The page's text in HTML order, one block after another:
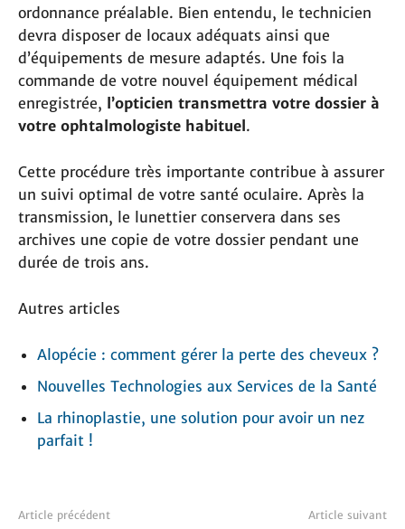
ordonnance préalable. Bien entendu, le technicien
devra disposer de locaux adéquats ainsi que
d’équipements de mesure adaptés. Une fois la
commande de votre nouvel équipement médical
enregistrée, l’opticien transmettra votre dossier à
votre ophtalmologiste habituel .
Cette procédure très importante contribue à assurer
un suivi optimal de votre santé oculaire. Après la
transmission, le lunettier conservera dans ses
archives une copie de votre dossier pendant une
durée de trois ans.
Autres articles
Alopécie : comment gérer la perte des cheveux ?
Nouvelles Technologies aux Services de la Santé
La rhinoplastie, une solution pour avoir un nez
parfait !
Article précédent Article suivant